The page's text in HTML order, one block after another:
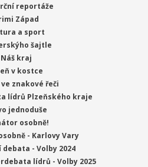
reportáže
Západ
a sport
šajtle
Náš kraj
v kostce
znakové řeči
lídrů Plzeňského kraje
jednoduše
osobně!
- Karlovy Vary
- Volby 2024
lídrů - Volby 2025